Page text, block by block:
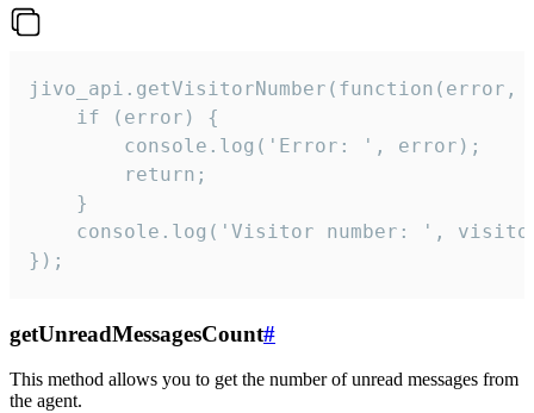
jivo_api.getVisitorNumber(function(error,
    if (error) {
        console.log('Error: ', error);
        return;
    }
console.log('Visitor number: ',
});
getUnreadMessagesCount#
This method allows you to get the number of unread messages from
the agent.